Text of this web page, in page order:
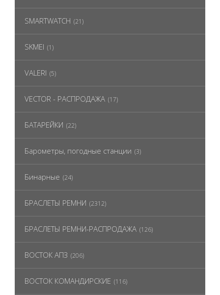
SMARTWATCH (21)
SKMEI (1)
VALERI (5)
VECTOR - РАСПРОДАЖА (17)
БАТАРЕЙКИ (22)
Барометры, погодные станции (3)
Бинарные (24)
БРАСЛЕТЫ РЕМНИ (2312)
БРАСЛЕТЫ РЕМНИ-РАСПРОДАЖА (126)
ВОСТОК АПЗ (206)
ВОСТОК КОМАНДИРСКИЕ (116)